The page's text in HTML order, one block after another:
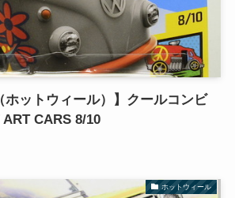
ホットウィール）】クールコンビ
CARS 8/10
ホットウィール